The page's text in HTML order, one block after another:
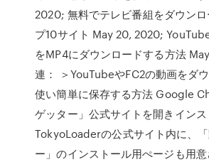
2020; 無料でテレビ番組をダウン
プ10サイト May 20, 2020;
をMP4にダウンロードする方法
連： ＞YouTubeやFC2の動画をダ
使い簡単に保存する方法 Google
ゲッター」公式サイトを開きイン
TokyoLoaderの公式サイト内に、
ー」のインストール用ぺージも用意